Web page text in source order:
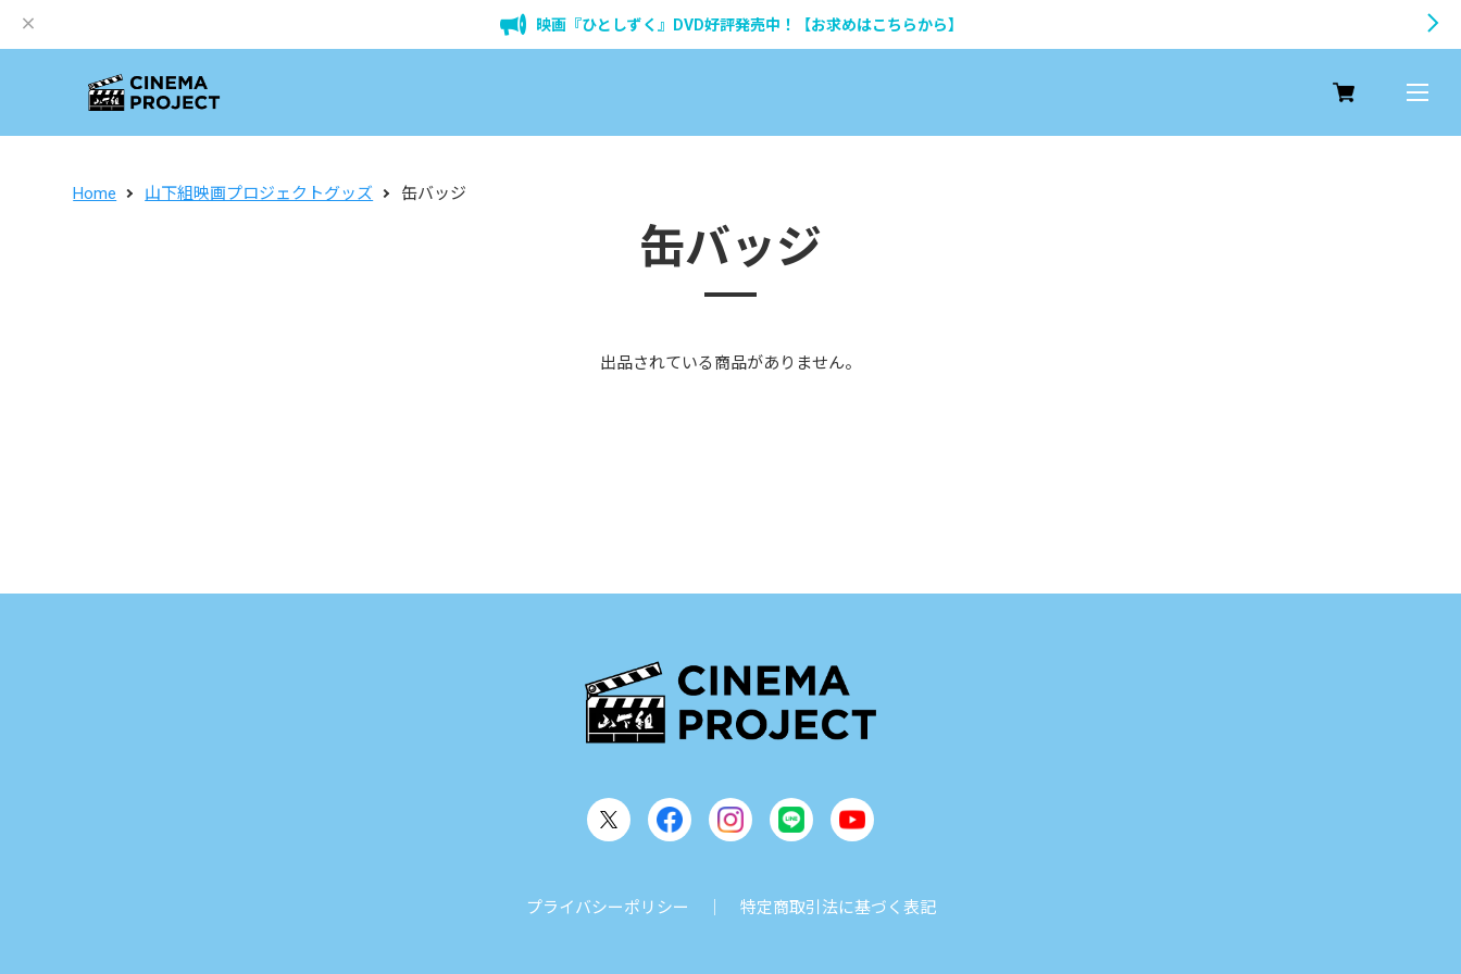
映画『ひとしずく』DVD好評発売中！【お求めはこちらから】
Home 山下組映画プロジェクトグッズ 缶バッジ
缶バッジ
出品されている商品がありません。
プライバシーポリシー 特定商取引法に基づく表記